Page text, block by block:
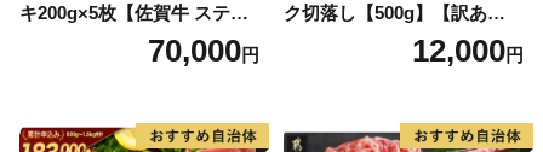
キ200g×5枚【佐賀牛 ステー
キ ブランド肉 ヒレ肉 フィレ
肉 ジューシー ヘルシー】(H0
70,000円
ク切落し【500g】【訳あり】
12,000円